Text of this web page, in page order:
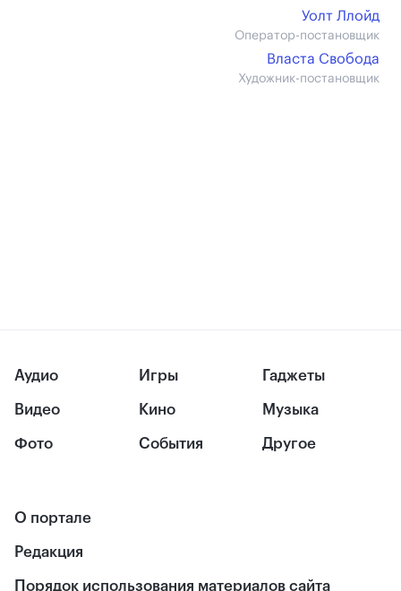
Уолт Ллойд
Оператор-постановщик
Власта Свобода
Художник-постановщик
Аудио
Видео
Фото
Игры
Кино
События
Гаджеты
Музыка
Другое
О портале
Редакция
Порядок использования материалов сайта